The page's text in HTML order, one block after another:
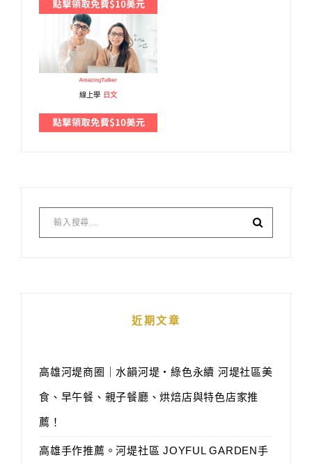
線上學 日文
近期文章
高雄河堤商圈｜水韻河堤‧綠色永續 河堤社區美
食、早午餐、親子餐廳、烘焙店與特色店家推
薦！
高雄手作推薦。河堤社區 JOYFUL GARDEN手